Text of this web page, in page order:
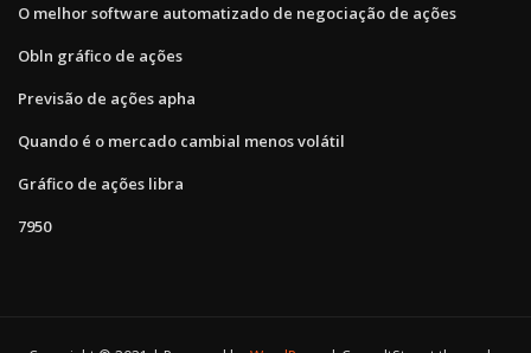
O melhor software automatizado de negociação de ações
Obln gráfico de ações
Previsão de ações apha
Quando é o mercado cambial menos volátil
Gráfico de ações libra
7950